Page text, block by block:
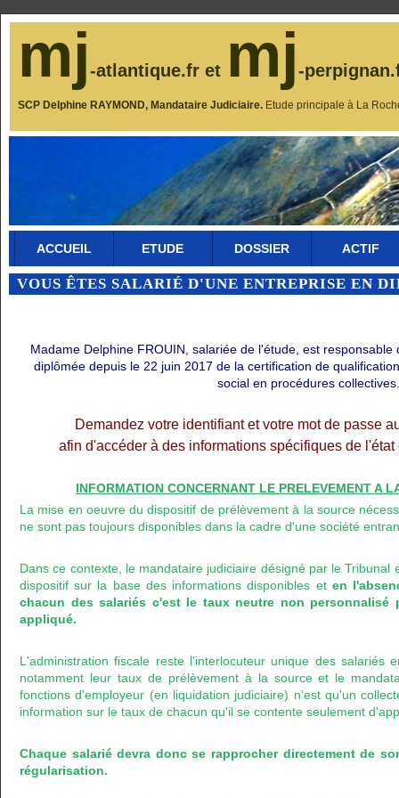
mj-atlantique.fr et mj-
SCP Delphine RAYMOND, Mandataire Judiciaire. Etude principale à La
ACCUEIL ETUDE DOSSIER ACTIF
VOUS ÊTES SALARIÉ D'UNE ENTREPRISE EN
Madame Delphine FROUIN, salariée de l'étude, est
diplômée depuis le 22 juin 2017 de la certification de
social en procédures collectives.
Demandez votre identifiant et votre mot de passe
afin d'accéder à des informations spécifiques de
INFORMATION CONCERNANT LE PRELEVEMENT A
La mise en oeuvre du dispositif de prélèvement à la source
ne sont pas toujours disponibles dans la cadre d'une société
Dans ce contexte, le mandataire judiciaire désigné par le Tribunal
dispositif sur la base des informations disponibles et en
chacun des salariés c'est le taux neutre non personnalisé
appliqué.
L'administration fiscale reste l'interlocuteur unique des salariés
notamment leur taux de prélèvement à la source et le
fonctions d'employeur (en liquidation judiciaire) n'est qu'un
information sur le taux de chacun qu'il se contente seulement
Chaque salarié devra donc se rapprocher directement de
régularisation.